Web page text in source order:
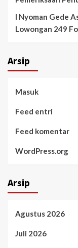
I Nyoman Gede
Lowongan 249
Arsip
Masuk
Feed entri
Feed komentar
WordPress.org
Arsip
Agustus 2026
Juli 2026